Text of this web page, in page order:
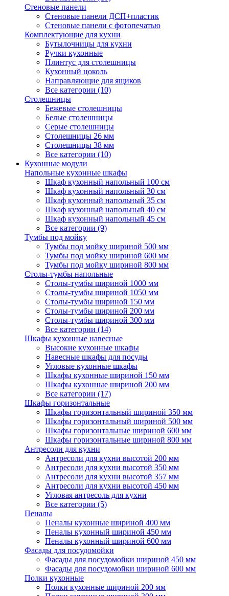
Стеновые панели
Стеновые панели ДСП+пластик
Стеновые панели с фотопечатью
Комплектующие для кухни
Бутылочницы для кухни
Ручки кухонные
Плинтус для столешницы
Кухонный цоколь
Направляющие для ящиков
Все категории (10)
Столешницы
Бежевые столешницы
Белые столешницы
Серые столешницы
Столешницы 26 мм
Столешницы 38 мм
Все категории (10)
Кухонные модули
Напольные кухонные шкафы
Шкаф кухонный напольный 100 см
Шкаф кухонный напольный 30 см
Шкаф кухонный напольный 35 см
Шкаф кухонный напольный 40 см
Шкаф кухонный напольный 45 см
Все категории (9)
Тумбы под мойку
Тумбы под мойку шириной 500 мм
Тумбы под мойку шириной 600 мм
Тумбы под мойку шириной 800 мм
Столы-тумбы напольные
Столы-тумбы шириной 1000 мм
Столы-тумбы шириной 1050 мм
Столы-тумбы шириной 150 мм
Столы-тумбы шириной 200 мм
Столы-тумбы шириной 300 мм
Все категории (14)
Шкафы кухонные навесные
Высокие кухонные шкафы
Навесные шкафы для посуды
Угловые кухонные шкафы
Шкафы кухонные шириной 150 мм
Шкафы кухонные шириной 200 мм
Все категории (17)
Шкафы горизонтальные
Шкафы горизонтальный шириной 350 мм
Шкафы горизонтальный шириной 500 мм
Шкафы горизонтальные шириной 600 мм
Шкафы горизонтальные шириной 800 мм
Антресоли для кухни
Антресоли для кухни высотой 200 мм
Антресоли для кухни высотой 350 мм
Антресоли для кухни высотой 357 мм
Антресоли для кухни высотой 450 мм
Угловая антресоль для кухни
Все категории (5)
Пеналы
Пеналы кухонные шириной 400 мм
Пеналы кухонный шириной 450 мм
Пеналы кухонный шириной 600 мм
Фасады для посудомойки
Фасады для посудомойки шириной 450 мм
Фасады для посудомойки шириной 600 мм
Полки кухонные
Полки кухонные шириной 200 мм